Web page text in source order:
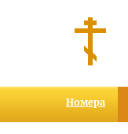
Номера